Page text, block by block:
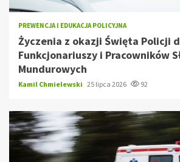
PREWENCJA I EDUKACJA POLICYJNA
Życzenia z okazji Święta Policji
Funkcjonariuszy i Pracowników
Mundurowych
Kamil Chmielewski 25 lipca 2026 92